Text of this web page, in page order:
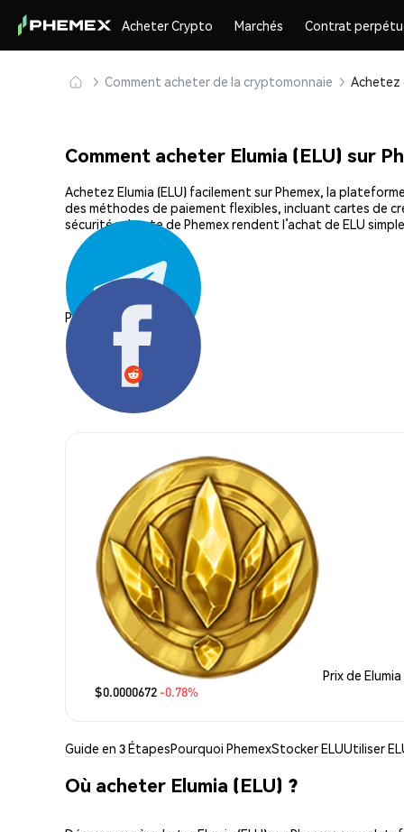
Acheter Crypto Marchés Contrat
Comment acheter de la cryptomonnaie
Comment acheter Elumia (ELU) sur
Achetez Elumia (ELU) facilement sur Phemex, la
des méthodes de paiement flexibles, incluant cartes de
sécurité robuste de Phemex rendent l’achat de ELU
Partager:
Prix de Elumia
$0.0000672 -0.78%
Guide en 3 ÉtapesPourquoi PhemexStocker ELUUtiliser
Où acheter Elumia (ELU) ?